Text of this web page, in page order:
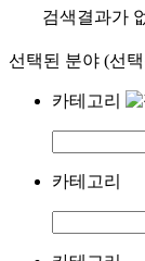
검색결과가
선택된 분야 (선
카테고리
카테고리